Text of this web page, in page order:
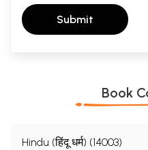
Submit
Book
Hindu (हिंदू धर्म) (14003)